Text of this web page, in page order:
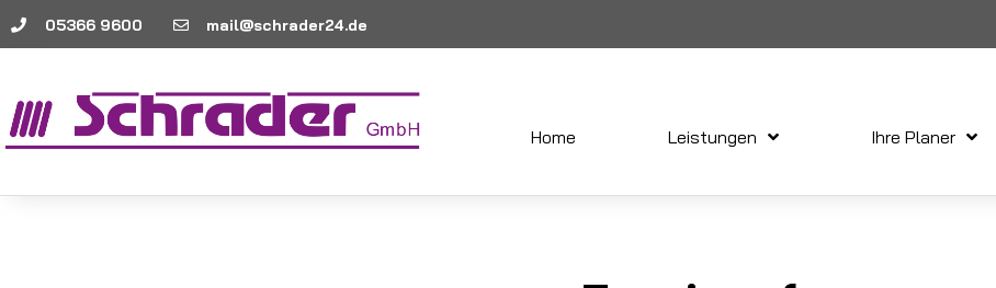
05366 9600 mail@schrader24.de
Home Leistungen Ihre Planer